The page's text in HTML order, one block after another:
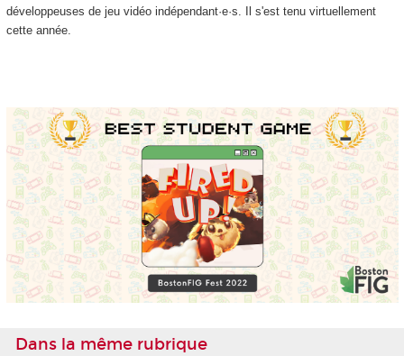
développeuses de jeu vidéo indépendant·e·s. Il s'est tenu virtuellement
cette année.
Dans la même rubrique